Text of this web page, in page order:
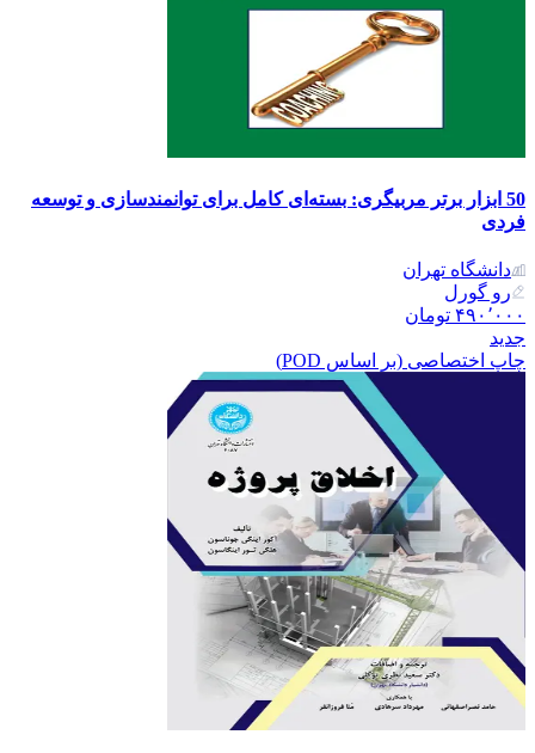
50 ابزار برتر مربیگری: بسته‌ای کامل برای توانمندسازی و توسعه
فردی
دانشگاه تهران
رو گورل
۴۹۰٬۰۰۰ تومان
جدید
چاپ اختصاصی (بر اساس POD)